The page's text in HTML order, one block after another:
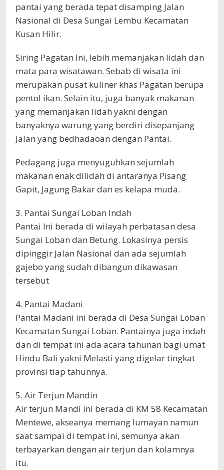
pantai yang berada tepat disamping Jalan
Nasional di Desa Sungai Lembu Kecamatan
Kusan Hilir.
Siring Pagatan Ini, lebih memanjakan lidah dan
mata para wisatawan. Sebab di wisata ini
merupakan pusat kuliner khas Pagatan berupa
pentol ikan. Selain itu, juga banyak makanan
yang memanjakan lidah yakni dengan
banyaknya warung yang berdiri disepanjang
Jalan yang bedhadaoan dengan Pantai.
Pedagang juga menyuguhkan sejumlah
makanan enak dilidah di antaranya Pisang
Gapit, Jagung Bakar dan es kelapa muda.
3. Pantai Sungai Loban Indah
Pantai Ini berada di wilayah perbatasan desa
Sungai Loban dan Betung. Lokasinya persis
dipinggir Jalan Nasional dan ada sejumlah
gajebo yang sudah dibangun dikawasan
tersebut
4. Pantai Madani
Pantai Madani ini berada di Desa Sungai Loban
Kecamatan Sungai Loban. Pantainya juga indah
dan di tempat ini ada acara tahunan bagi umat
Hindu Bali yakni Melasti yang digelar tingkat
provinsi tiap tahunnya.
5. Air Terjun Mandin
Air terjun Mandi ini berada di KM 58 Kecamatan
Mentewe, akseanya memang lumayan namun
saat sampai di tempat ini, semunya akan
terbayarkan dengan air terjun dan kolamnya
itu.